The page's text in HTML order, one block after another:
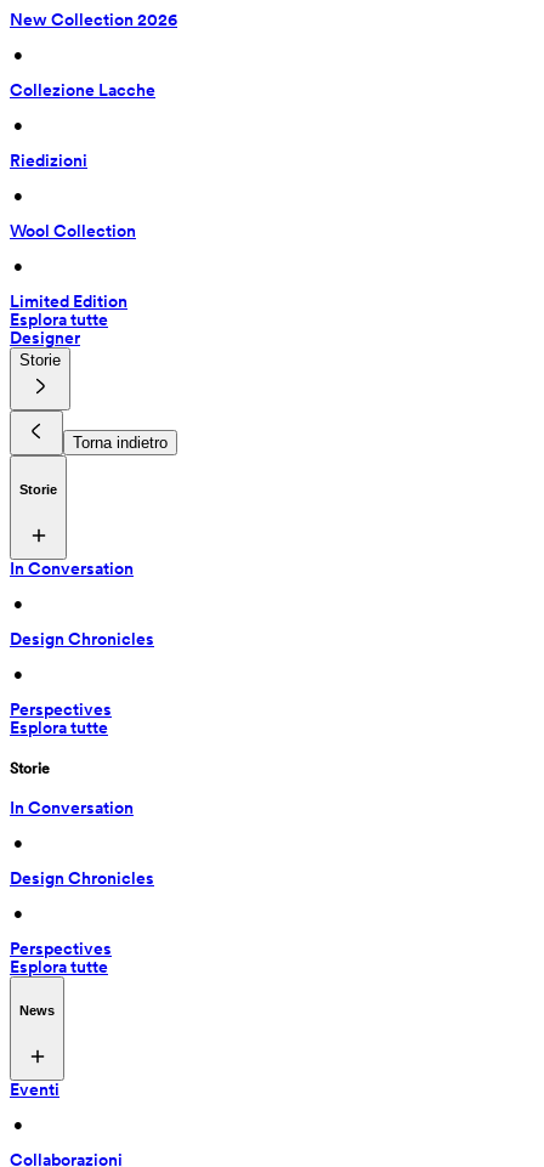
New Collection 2026
•
Collezione Lacche
•
Riedizioni
•
Wool Collection
•
Limited Edition
Esplora tutte
Designer
Storie
Torna indietro
Storie
In Conversation
•
Design Chronicles
•
Perspectives
Esplora tutte
Storie
In Conversation
•
Design Chronicles
•
Perspectives
Esplora tutte
News
Eventi
•
Collaborazioni